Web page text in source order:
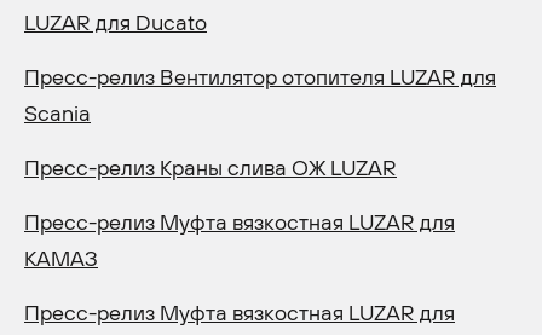
LUZAR для Ducato
Пресс-релиз Вентилятор отопителя LUZAR для
Scania
Пресс-релиз Краны слива ОЖ LUZAR
Пресс-релиз Муфта вязкостная LUZAR для
КАМАЗ
Пресс-релиз Муфта вязкостная LUZAR для